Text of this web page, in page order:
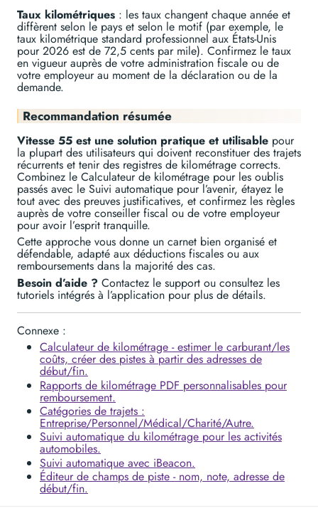
Taux kilométriques : les taux changent chaque année et
diffèrent selon le pays et selon le motif (par exemple, le
taux kilométrique standard professionnel aux États-Unis
pour 2026 est de 72,5 cents par mile). Confirmez le taux
en vigueur auprès de votre administration fiscale ou de
votre employeur au moment de la déclaration ou de la
demande.
Recommandation résumée
Vitesse 55 est une solution pratique et utilisable pour
la plupart des utilisateurs qui doivent reconstituer des trajets
récurrents et tenir des registres de kilométrage corrects.
Combinez le Calculateur de kilométrage pour les oublis
passés avec le Suivi automatique pour l’avenir, étayez le
tout avec des preuves justificatives, et confirmez les règles
auprès de votre conseiller fiscal ou de votre employeur
pour avoir l’esprit tranquille.
Cette approche vous donne un carnet bien organisé et
défendable, adapté aux déductions fiscales ou aux
remboursements dans la majorité des cas.
Besoin d’aide ? Contactez le support ou consultez les
tutoriels intégrés à l’application pour plus de détails.
Connexe :
Calculateur de kilométrage - estimer le carburant/les
coûts, créer des pistes à partir des adresses de
début/fin.
Rapports de kilométrage PDF personnalisables pour
remboursement.
Catégories de trajets :
Entreprise/Personnel/Médical/Charité/Autre.
Suivi automatique du kilométrage pour les activités
automobiles.
Suivi automatique avec iBeacon.
Éditeur de champs de piste - nom, note, adresse de
début/fin.